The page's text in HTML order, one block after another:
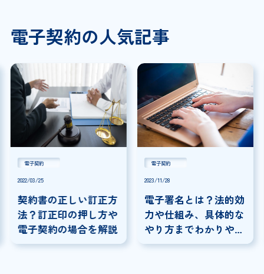
電子契約の人気記事
電子契約
2022/03/25
契約書の正しい訂正方
法？訂正印の押し方や
電子契約の場合を解説
電子契約
2023/11/28
電子署名とは？法的効
力や仕組み、具体的な
やり方までわかりやす
く解説